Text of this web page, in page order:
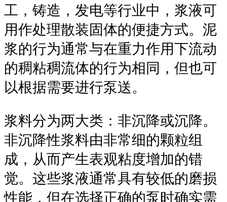
工，铸造，发电等行业中，浆液可
用作处理散装固体的便捷方式。泥
浆的行为通常与在重力作用下流动
的稠粘稠流体的行为相同，但也可
以根据需要进行泵送。
浆料分为两大类：非沉降或沉降。
非沉降性浆料由非常细的颗粒组
成，从而产生表观粘度增加的错
觉。这些浆液通常具有较低的磨损
性能，但在选择正确的泵时确实需